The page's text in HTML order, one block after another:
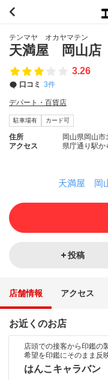
テンマヤ オカヤマテン
天満屋 岡山店
3.26
口コミ 3件
デパート・百貨店
駐車場有 カード可
住所
岡山県岡山市
アクセス
県庁通り駅か
天満屋 岡
投稿
店舗情報 アクセス
お近くのお店
店頭での接客から印鑑の
希望を印鑑にそのまま反
はんこキャラバン